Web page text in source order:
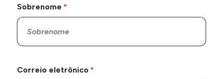
Sobrenome
Correio eletrônico